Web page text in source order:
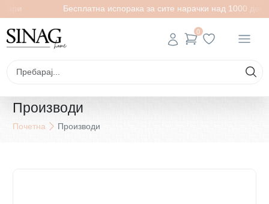
Бесплатна испорака за сите нарачки над 1000
0
Производи
Почетна Производи